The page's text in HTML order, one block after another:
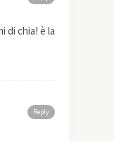
di chia! è la
Reply